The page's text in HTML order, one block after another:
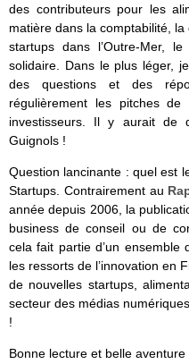
des contributeurs pour les
matière dans la comptabilité,
startups dans l’Outre-Mer,
solidaire. Dans le plus léger,
des questions et des
régulièrement les pitches
investisseurs. Il y aurait de
Guignols !
Question lancinante : quel est
Startups. Contrairement au
année depuis 2006, la
business de conseil ou de
cela fait partie d’un
les ressorts de l’innovation en
de nouvelles startups,
secteur des médias
!
Bonne lecture et belle